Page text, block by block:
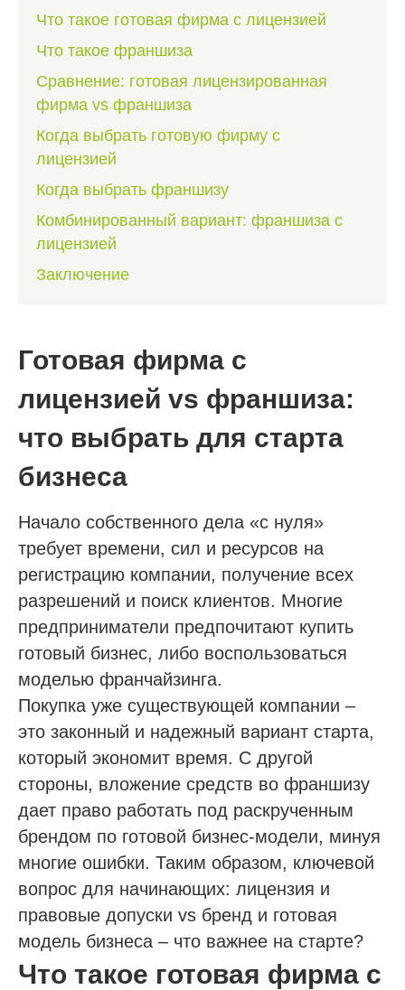
Что такое готовая фирма с лицензией
Что такое франшиза
Сравнение: готовая лицензированная
фирма vs франшиза
Когда выбрать готовую фирму с
лицензией
Когда выбрать франшизу
Комбинированный вариант: франшиза с
лицензией
Заключение
Готовая фирма с
лицензией vs франшиза:
что выбрать для старта
бизнеса
Начало собственного дела «с нуля»
требует времени, сил и ресурсов на
регистрацию компании, получение всех
разрешений и поиск клиентов. Многие
предприниматели предпочитают купить
готовый бизнес, либо воспользоваться
моделью франчайзинга.
Покупка уже существующей компании –
это законный и надежный вариант старта,
который экономит время. С другой
стороны, вложение средств во франшизу
дает право работать под раскрученным
брендом по готовой бизнес-модели, минуя
многие ошибки. Таким образом, ключевой
вопрос для начинающих: лицензия и
правовые допуски vs бренд и готовая
модель бизнеса – что важнее на старте?
Что такое готовая фирма с